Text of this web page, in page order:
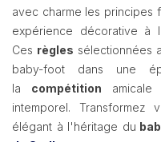
avec charme les principes
expérience décorative à
Ces règles sélectionnées
baby-foot dans une
la compétition
intemporel.
élégant à l'héritage du